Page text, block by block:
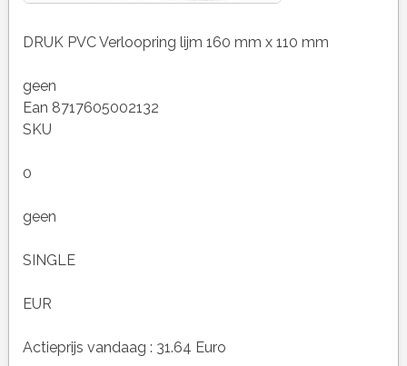
DRUK PVC Verloopring lijm 160 mm x 110 mm
geen
Ean 8717605002132
SKU
0
geen
SINGLE
EUR
Actieprijs vandaag : 31.64 Euro